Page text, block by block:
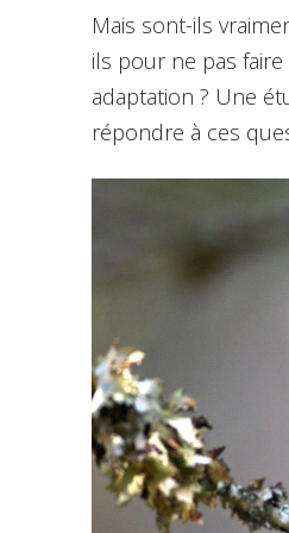
Mais sont-ils
ils pour ne pas
adaptation ? Une
répondre à ces